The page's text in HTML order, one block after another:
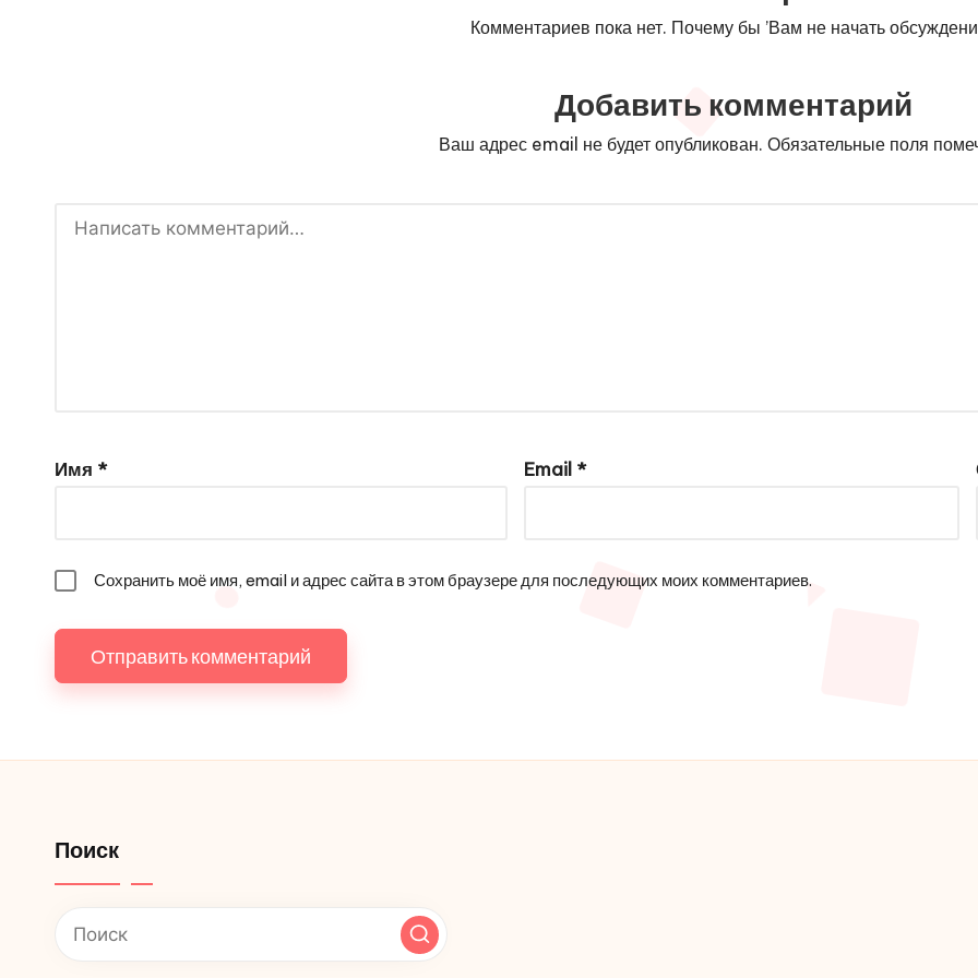
Комментариев пока нет. Почему бы ’Вам не начать
Добавить комментарий
Ваш адрес email не будет опубликован. Обязательные поля
Имя * Email *
Сохранить моё имя, email и адрес сайта в этом браузере для последующих моих комментариев.
Поиск